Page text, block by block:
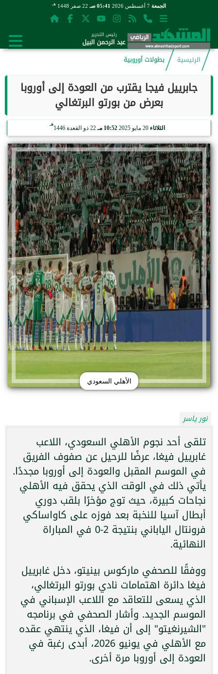
الجمعة 05:41 صـ 22 صفر 1448 هـ
رئيس التحرير
عبد الرحمن البيل
الرئيسية
بطولات أوروبية
جابرييل فيجا يقترب من العودة إلى أوروبا
بعرض من بورتو البرتغالي
الثلاثاء 20 مايو 2025 10:52 مـ 22 ذو القعدة 1446
هـ
الأهلي السعودي
نور ياسر
تلقى أحد نجوم الأهلي السعودي، اللاعب
غابرييل فيغا، عرضًا للرحيل عن صفوف الفريق
في الموسم المقبل والعودة إلى أوروبا مجددًا.
يأتي ذلك في الوقت الذي يحقق فيه الأهلي
نجاحات كبيرة، حيث توج مؤخرًا بلقب دوري
أبطال آسيا للنخبة بعد فوزه على كاواساكي
فرونتال الياباني بنتيجة 2-0 في المباراة
النهائية.
ووفقًا للصحفي ماركوس بينيتو، دخل غابرييل
فيغا دائرة اهتمامات نادي بورتو البرتغالي،
الذي يسعى للتعاقد مع اللاعب الإسباني في
الموسم الجديد. وأشار الصحفي في برنامجه
"الشيرنغيتو" إلى أن فيغا، الذي ينتهي عقده
مع الأهلي في يونيو 2026، أبدى رغبة في
العودة إلى أوروبا مرة أخرى.